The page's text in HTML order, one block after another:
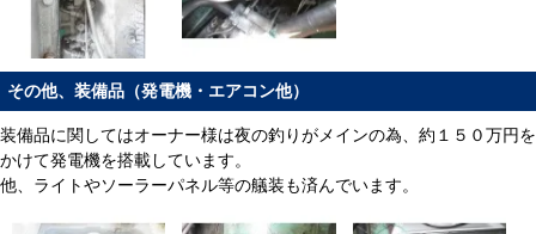
その他、装備品（発電機・エアコン他）
装備品に関してはオーナー様は夜の釣りがメインの為、約１５０万円を
かけて発電機を搭載しています。
他、ライトやソーラーパネル等の艤装も済んでいます。